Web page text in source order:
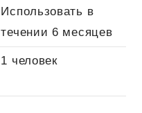
Использовать в
течении 6 месяцев
1 человек